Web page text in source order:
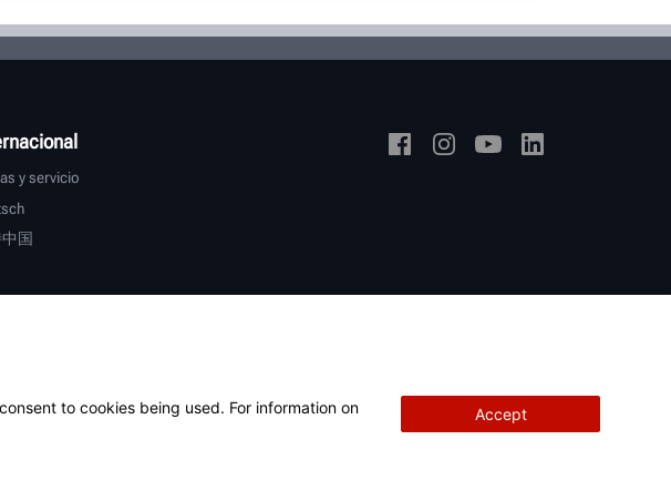
y servicio
国
to cookies being used. For information on
Accept